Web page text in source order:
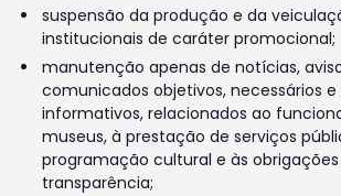
suspensão da produção e da
institucionais de caráter promocional;
manutenção apenas de notícias,
comunicados objetivos, necessários
informativos, relacionados ao
museus, à prestação de serviços
programação cultural e às
transparência;